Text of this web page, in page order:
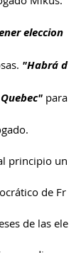
eleccion
"Habrá d
para
principio un
de Fr
de las ele